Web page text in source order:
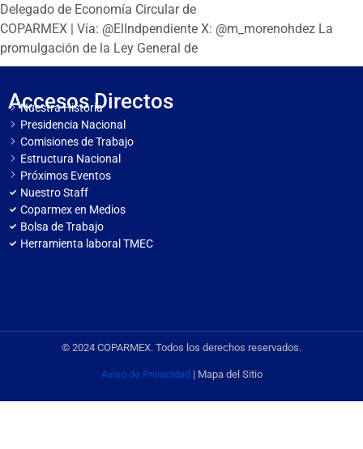
Delegado de Economía Circular de
COPARMEX | Vía: @ElIndpendiente X: @m_morenohdez La
promulgación de la Ley General de
Accesos Directos
Nuestra Historia
Presidencia Nacional
Comisiones de Trabajo
Estructura Nacional
Próximos Eventos
Nuestro Staff
Coparmex en Medios
Bolsa de Trabajo
Herramienta laboral TMEC
© 2024 COPARMEX. Todos los derechos reservados.
Aviso de Privacidad| Mapa del Sitio